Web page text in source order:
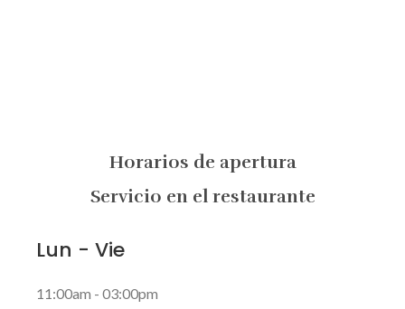
Horarios de apertura
Servicio en el restaurante
Lun - Vie
11:00am - 03:00pm